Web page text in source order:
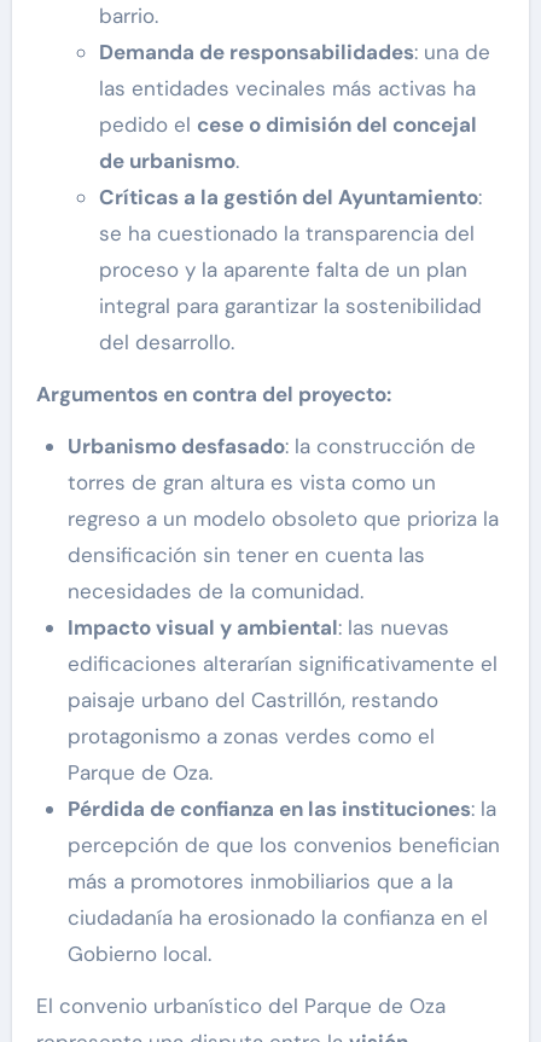
barrio.
Demanda de responsabilidades: una de
las entidades vecinales más activas ha
pedido el cese o dimisión del concejal
de urbanismo.
Críticas a la gestión del Ayuntamiento:
se ha cuestionado la transparencia del
proceso y la aparente falta de un plan
integral para garantizar la sostenibilidad
del desarrollo.
Argumentos en contra del proyecto:
Urbanismo desfasado: la construcción de
torres de gran altura es vista como un
regreso a un modelo obsoleto que prioriza la
densificación sin tener en cuenta las
necesidades de la comunidad.
Impacto visual y ambiental: las nuevas
edificaciones alterarían significativamente el
paisaje urbano del Castrillón, restando
protagonismo a zonas verdes como el
Parque de Oza.
Pérdida de confianza en las instituciones: la
percepción de que los convenios benefician
más a promotores inmobiliarios que a la
ciudadanía ha erosionado la confianza en el
Gobierno local.
El convenio urbanístico del Parque de Oza